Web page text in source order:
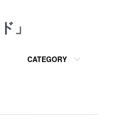
」
CATEGORY